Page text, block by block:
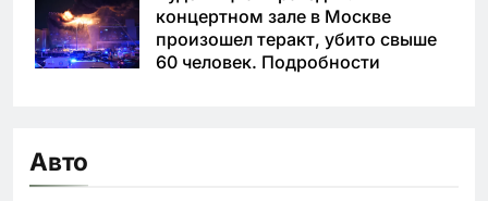
концертном зале в Москве
произошел теракт, убито свыше
60 человек. Подробности
Авто